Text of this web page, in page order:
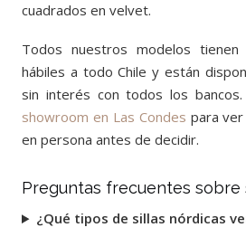
cuadrados en velvet.
Todos nuestros modelos
hábiles a todo Chile y están
sin interés con todos los
showroom en Las Condes para
en persona antes de decidir.
Preguntas frecuentes sobre
¿Qué tipos de sillas nórdicas